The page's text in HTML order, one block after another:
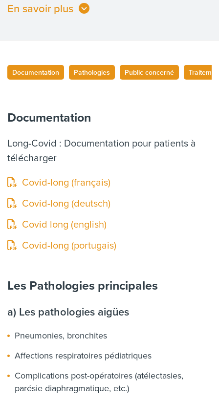
En savoir plus
Documentation Pathologies Public concerné
Documentation
Long-Covid : Documentation pour patients à
télécharger
Covid-long (français)
Covid-long (deutsch)
Covid long (english)
Covid-long (portugais)
Les Pathologies principales
a) Les pathologies aigües
Pneumonies, bronchites
Affections respiratoires pédiatriques
Complications post-opératoires (atélectasies,
parésie diaphragmatique, etc.)